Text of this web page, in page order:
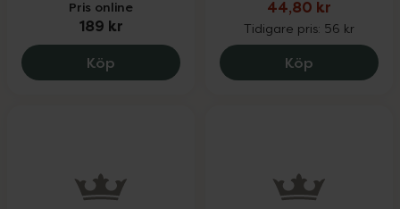
Pris online
189 kr
Köp Multi-Gyn Liquigel, 189 kr.
44,80 kr
Tidigare pris: 56 kr
Köp TENA